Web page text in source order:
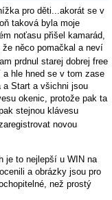
pro děti...akorát se v
taková byla moje
noťasu přišel kamarád,
něco pomačkal a neví
prdnul starej dobrej free
a hle hned se v tom zase
a Start a všichni jsou
okenic, protože pak ta
stejnou klávesu
novou
je to nejlepší u WIN na
a obrázky jsou pro
než prostý